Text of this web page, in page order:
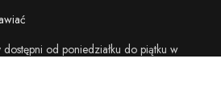
dostępni od poniedziałku do piątku w